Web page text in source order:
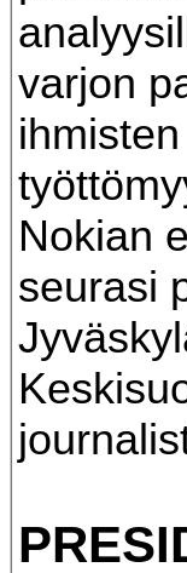
varjon
Nokian
seurasi